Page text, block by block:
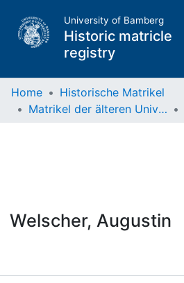
University of Bamberg
Historic matricle
registry
Home
Historische Matrikel
Matrikel der älteren Universität
Welscher, Augustin